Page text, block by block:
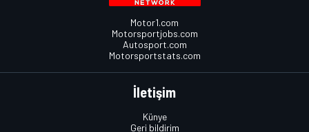
Motor1.com
Motorsportjobs.com
Autosport.com
Motorsportstats.com
İletişim
Künye
Geri bildirim